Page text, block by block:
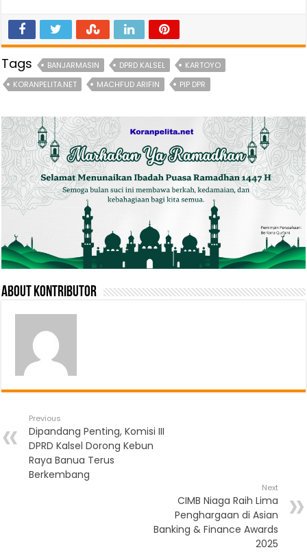
Tags BANJARMASIN DPRD KALSEL
KARTOYO
KORANPELITA.NET
MACHFUD ARIFIN PIP DPR
About Kontributor
Previous
Dipandang Penting, Komisi III
DPRD Kalsel Dorong Kebun
Raya Banua Terus
Berkembang
Next
CIMB Niaga Raih Lima
Penghargaan di Asian
Banking & Finance Awards
2025